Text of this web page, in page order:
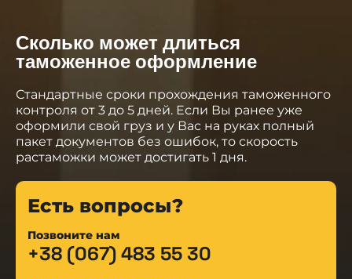
Сколько может длиться
таможенное оформление
Стандартные сроки прохождения таможенного
контроля от 3 до 5 дней. Если Вы ранее уже
оформили свой груз и у Вас на руках полный
пакет документов без ошибок, то скорость
растаможки может достигать 1 дня.
Есть вопросы?
Позвоните нам
+38 (067) 483 55 30